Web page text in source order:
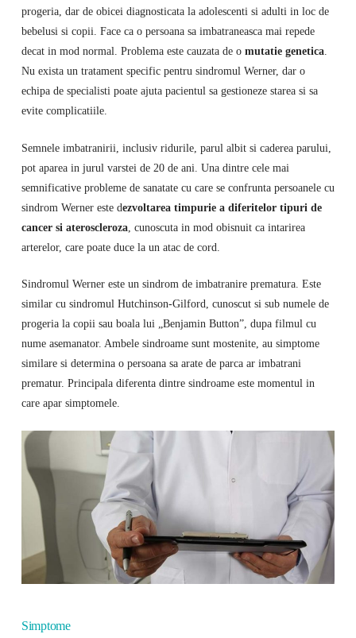
progeria, dar de obicei diagnosticata la adolescenti si adulti in loc de
bebelusi si copii. Face ca o persoana sa imbatraneasca mai repede
decat in ​​mod normal. Problema este cauzata de o mutatie genetica.
Nu exista un tratament specific pentru sindromul Werner, dar o
echipa de specialisti poate ajuta pacientul sa gestioneze starea si sa
evite complicatiile.
Semnele imbatranirii, inclusiv ridurile, parul albit si caderea parului,
pot aparea in jurul varstei de 20 de ani. Una dintre cele mai
semnificative probleme de sanatate cu care se confrunta persoanele cu
sindrom Werner este dezvoltarea timpurie a diferitelor tipuri de
cancer si ateroscleroza, cunoscuta in mod obisnuit ca intarirea
arterelor, care poate duce la un atac de cord.
Sindromul Werner este un sindrom de imbatranire prematura. Este
similar cu sindromul Hutchinson-Gilford, cunoscut si sub numele de
progeria la copii sau boala lui „Benjamin Button”, dupa filmul cu
nume asemanator. Ambele sindroame sunt mostenite, au simptome
similare si determina o persoana sa arate de parca ar imbatrani
prematur. Principala diferenta dintre sindroame este momentul in
care apar simptomele.
Simptome